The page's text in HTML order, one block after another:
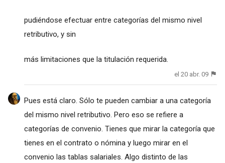
pudiéndose efectuar entre categorías del mismo nivel
retributivo, y sin
más limitaciones que la titulación requerida.
el 20 abr. 09
Pues está claro. Sólo te pueden cambiar a una categoría
del mismo nivel retributivo. Pero eso se refiere a
categorías de convenio. Tienes que mirar la categoría que
tienes en el contrato o nómina y luego mirar en el
convenio las tablas salariales. Algo distinto de las